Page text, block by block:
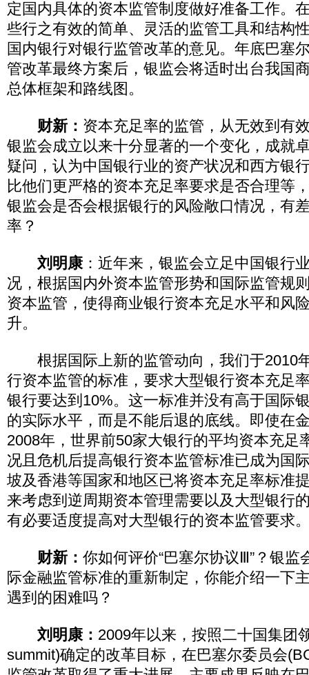
定国内具体的资本监管制度做好准备工作。
些行之有效的简单、灵活的监管工具和结构
国内银行对银行监管改革的意见。年底巴塞
管改革最终方案后，银监会将适时出台我国
总体框架和路线图。
财新： 资本充足率的监管，从无效到有
银监会成立以来十分显著的一个变化，成就
疑问，认为中国银行业的资产状况和西方银
比他们更严格的资本充足率要求是否合理等
银监会是否会根据银行的风险敞口情况，有
率？
刘明康：近年来，银监会立足中国银行
况，根据国内外资本监管形势和国际监管规
资本监管，使得商业银行资本充足水平和风
升。
根据国际上新的监管动向，我们于2010
行资本监管的标准，要求大型银行资本充足
银行要达到10%。这一标准并没有高于国际
的实际水平，而是不能后退的底线。即使在
2008年，世界前50家大银行的平均资本充足
况且危机后提高银行资本监管标准已成为国
坡及香港等国家和地区已将资本充足率标准
来考虑到逆周期资本管理需要以及大型银行
有必要适度提高对大型银行的资本监管要求
财新： 你如何评价“巴塞尔协议Ⅲ”？银监
际金融监管标准的重新制定，你能介绍一下
遇到的困难吗？
刘明康： 2009年以来，按照二十国集团
summit)确定的改革目标，在巴塞尔委员会